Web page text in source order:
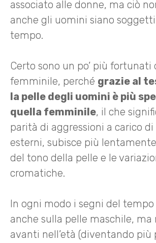
associato alle donne, ma ciò
anche gli uomini siano
tempo.
Certo sono un po’ più fortunati
femminile, perché grazie al
la pelle degli uomini è più
quella femminile, il che
parità di aggressioni a carico
esterni, subisce più
del tono della pelle e le
cromatiche.
In ogni modo i segni del
anche sulla pelle maschile, ma
avanti nell’età (diventando più